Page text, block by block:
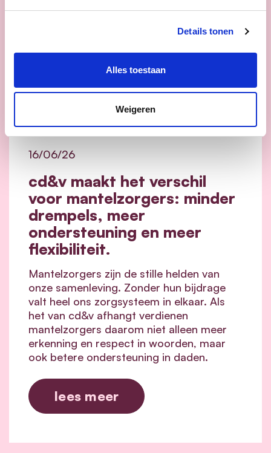
Details tonen
Alles toestaan
Weigeren
cd&v maakt het verschil
voor mantelzorgers: minder
drempels, meer
ondersteuning en meer
flexibiliteit.
16/06/26
Mantelzorgers zijn de stille helden van
onze samenleving. Zonder hun bijdrage
valt heel ons zorgsysteem in elkaar. Als
het van cd&v afhangt verdienen
mantelzorgers daarom niet alleen meer
erkenning en respect in woorden, maar
ook betere ondersteuning in daden.
lees meer